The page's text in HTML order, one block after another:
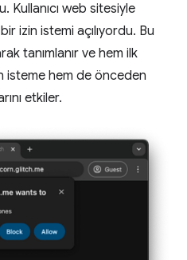
Kullanıcı web sitesiyle
izin istemi açılıyordu. Bu
tanımlanır ve hem ilk
isteme hem de önceden
etkiler.